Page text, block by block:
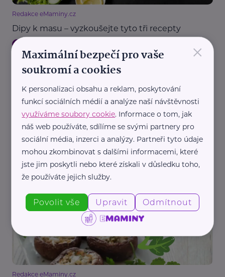
Redakce eMaminy.cz
Dipy k masu – vyzkoušejte tyto tři recepty
Redakce eMaminy.cz
Recepty Bezlepkové
Redakce eMaminy.cz
×
Maximální bezpečí pro vaše
soukromí a cookies
K personalizaci obsahu a reklam, poskytování
funkcí sociálních médií a analýze naší návštěvnosti
využíváme soubory cookie. Informace o tom, jak
náš web používáte, sdílíme se svými partnery pro
sociální média, inzerci a analýzy. Partneři tyto údaje
mohou zkombinovat s dalšími informacemi, které
jste jim poskytli nebo které získali v důsledku toho,
že používáte jejich služby.
Povolit vše Upravit Odmítnout